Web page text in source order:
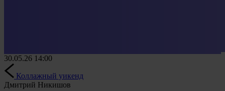
30.05.26 14:00
Коллажный уикенд
Дмитрий Никишов